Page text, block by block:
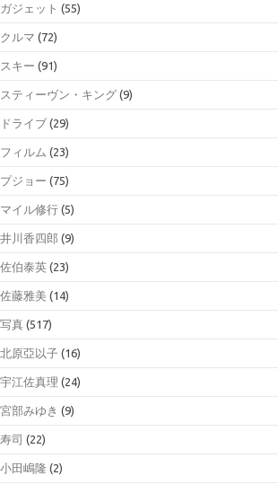
ガジェット (55)
クルマ (72)
スキー (91)
スティーヴン・キング (9)
ドライブ (29)
フィルム (23)
プジョー (75)
マイル修行 (5)
井川香四郎 (9)
佐伯泰英 (23)
佐藤雅美 (14)
写真 (517)
北原亞以子 (16)
宇江佐真理 (24)
宮部みゆき (9)
寿司 (22)
小田嶋隆 (2)